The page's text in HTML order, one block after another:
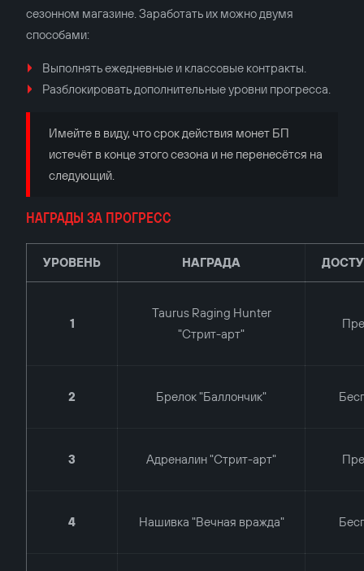
сезонном магазине. Заработать их можно двумя
способами:
Выполнять ежедневные и классовые контракты.
Разблокировать дополнительные уровни прогресса.
Имейте в виду, что срок действия монет БП
истечёт в конце этого сезона и не перенесётся на
следующий.
НАГРАДЫ ЗА ПРОГРЕСС
УРОВЕНЬ НАГРАДА
1
Taurus Raging Hunter
"Стрит-арт"
2 Брелок "Баллончик"
3 Адреналин "Стрит-арт"
4 Нашивка "Вечная вражда"